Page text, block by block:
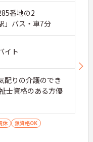
番地の2
」バス・車7分
イト
りの介護のでき
士資格のある方優
休
無資格OK